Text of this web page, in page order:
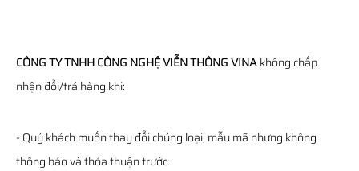
CÔNG TY TNHH CÔNG NGHỆ VIỄN THÔNG VINAkhông chấp
nhận đổi/trả hàng khi:
- Quý khách muốn thay đổi chủng loại, mẫu mã nhưng không
thông báo và thỏa thuận trước.